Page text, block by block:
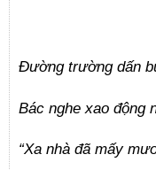
Đường trường dấn
Bác nghe xao động
“Xa nhà đã mấy